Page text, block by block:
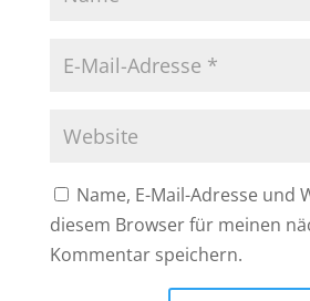
Name, E-Mail-Adresse und
diesem Browser für meinen
Kommentar speichern.